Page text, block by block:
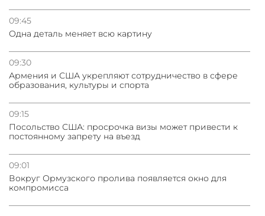
09:45
Одна деталь меняет всю картину
09:30
Армения и США укрепляют сотрудничество в сфере
образования, культуры и спорта
09:15
Посольство США: просрочка визы может привести к
постоянному запрету на въезд
09:01
Вокруг Ормузского пролива появляется окно для
компромисса